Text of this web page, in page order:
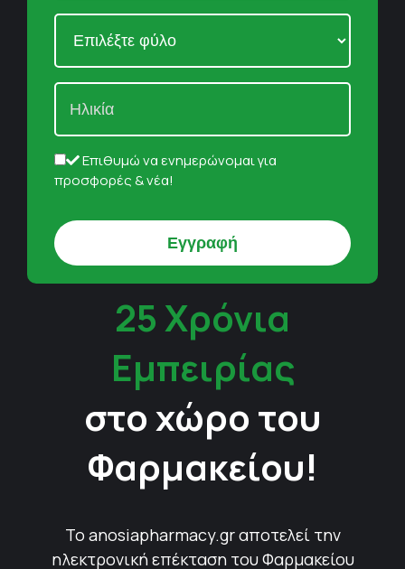
Επιθυμώ να ενημερώνομαι για
προσφορές & νέα!
25 Χρόνια
Εμπειρίας
στο χώρο του
Φαρμακείου!
Το anosiapharmacy.gr αποτελεί την
ηλεκτρονική επέκταση του Φαρμακείου